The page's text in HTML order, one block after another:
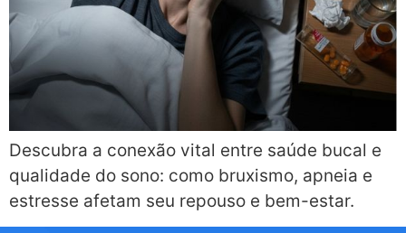
Descubra a conexão vital entre saúde bucal e
qualidade do sono: como bruxismo, apneia e
estresse afetam seu repouso e bem-estar.